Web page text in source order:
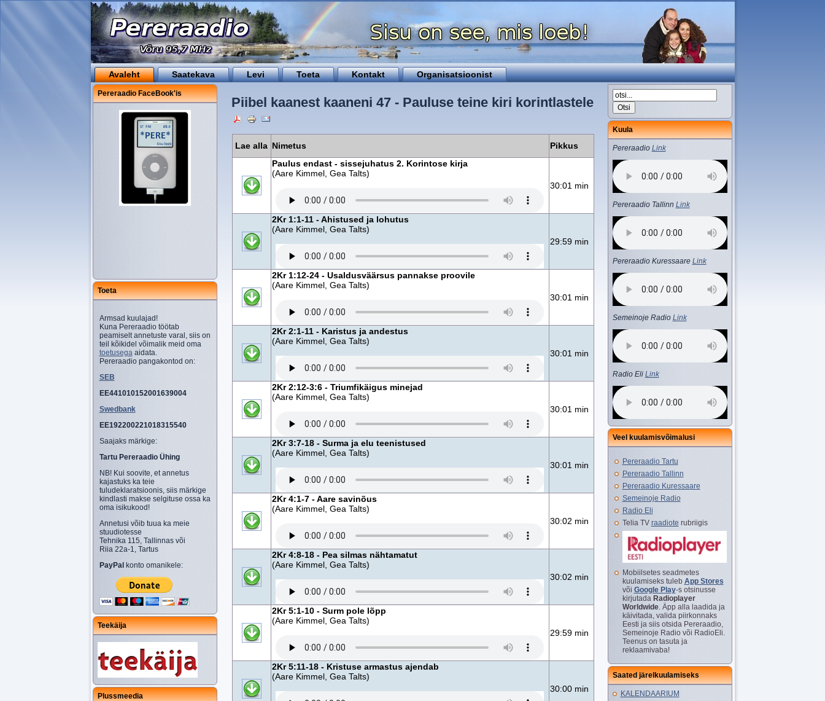
Avaleht Saatekava Levi Toeta Kontakt Organisatsioonist
Pereraadio FaceBook'is
Toeta
Armsad kuulajad!
Kuna Pereraadio töötab
peamiselt annetuste varal, siis on
teil kõikidel võimalik meid oma
toetusegaaidata.
Pereraadio pangakontod on:
SEB
EE441010152001639004
Swedbank
EE192200221018315540
Saajaks märkige:
Tartu Pereraadio Ühing
NB! Kui soovite, et annetus
kajastuks ka teie
tuludeklaratsioonis, siis märkige
kindlasti makse selgituse ossa ka
oma isikukood!
Annetusi võib tuua ka meie
stuudiotesse
Tehnika 115, Tallinnas või
Riia 22a-1, Tartus
PayPal konto omanikele:
Teekäija
Plussmeedia
Piibel kaanest kaaneni 47 - Pauluse teine kiri korintlastele
Lae alla Nimetus
Pikkus
Paulus endast - sissejuhatus 2. Korintose kirja
(Aare Kimmel, Gea Talts)
30:01 min
2Kr 1:1-11 - Ahistused ja lohutus
(Aare Kimmel, Gea Talts)
29:59 min
2Kr 1:12-24 - Usaldusväärsus pannakse proovile
(Aare Kimmel, Gea Talts)
30:01 min
2Kr 2:1-11 - Karistus ja andestus
(Aare Kimmel, Gea Talts)
30:01 min
2Kr 2:12-3:6 - Triumfikäigus minejad
(Aare Kimmel, Gea Talts)
30:01 min
2Kr 3:7-18 - Surma ja elu teenistused
(Aare Kimmel, Gea Talts)
30:01 min
2Kr 4:1-7 - Aare savinõus
(Aare Kimmel, Gea Talts)
30:02 min
2Kr 4:8-18 - Pea silmas nähtamatut
(Aare Kimmel, Gea Talts)
30:02 min
2Kr 5:1-10 - Surm pole lõpp
(Aare Kimmel, Gea Talts)
29:59 min
2Kr 5:11-18 - Kristuse armastus ajendab
(Aare Kimmel, Gea Talts)
30:00 min
Kuula
Pereraadio Link
Pereraadio Tallinn Link
Pereraadio Kuressaare Link
Semeinoje Radio Link
Radio Eli Link
Veel kuulamisvõimalusi
Pereraadio Tartu
Pereraadio Tallinn
Pereraadio Kuressaare
Semeinoje Radio
Radio Eli
Telia TV raadiote rubriigis
Mobiilsetes seadmetes
kuulamiseks tuleb App Stores
või Google Play-s otsinusse
kirjutada Radioplayer
Worldwide. Äpp alla laadida ja
käivitada, valida piirkonnaks
Eesti ja siis otsida Pereraadio,
Semeinoje Radio või RadioEli.
Teenus on tasuta ja
reklaamivaba!
Saated järelkuulamiseks
KALENDAARIUM